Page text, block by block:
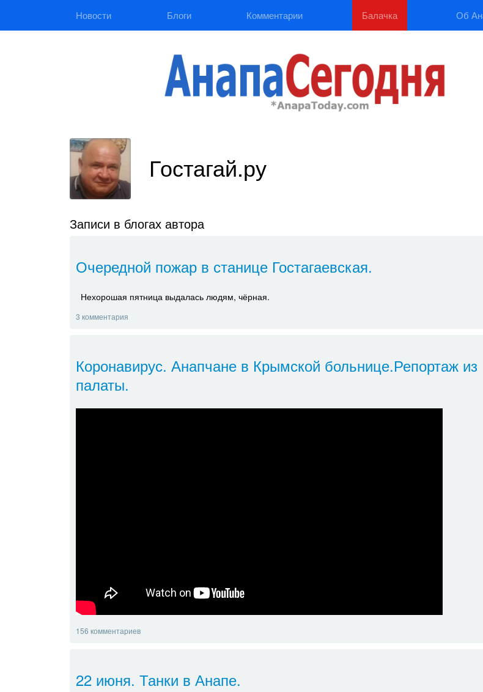
Новости Блоги Комментарии Балачка Об
Гостагай.ру
Записи в блогах автора
Очередной пожар в станице Гостагаевская.
Нехорошая пятница выдалась людям, чёрная.
3 комментария
Коронавирус. Анапчане в Крымской больнице.Репортаж из
палаты.
156 комментариев
22 июня. Танки в Анапе.